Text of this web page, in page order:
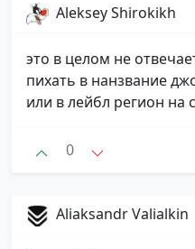
Aleksey Shirokikh
это в целом не
пихать в нанзвание
или в лейбл регион на
0
Aliaksandr Valialkin